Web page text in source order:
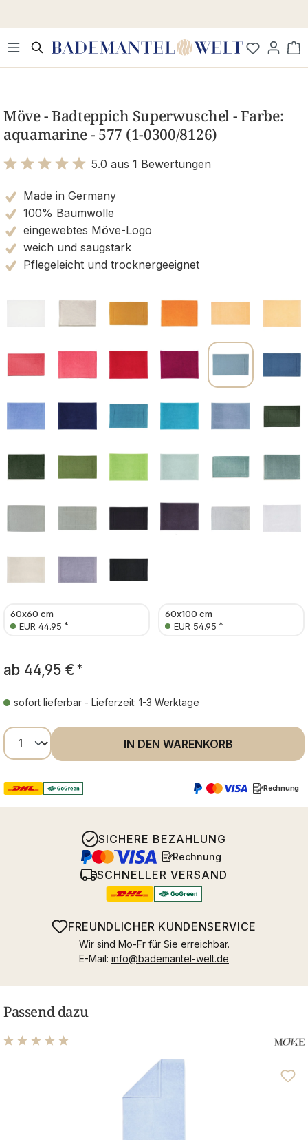
Möve - Badteppich Superwuschel - Farbe:
aquamarine - 577 (1-0300/8126)
5.0 aus 1 Bewertungen
Made in Germany
100% Baumwolle
eingewebtes Möve-Logo
weich und saugstark
Pflegeleicht und trocknergeeignet
60x60 cm
EUR 44.95 *
60x100 cm
EUR 54.95 *
ab 44,95 € *
sofort lieferbar - Lieferzeit: 1-3 Werktage
Produkt Anzahl: Gib den gewünschten
IN DEN WARENKORB
Rechnung
SICHERE BEZAHLUNG
Rechnung
SCHNELLER VERSAND
FREUNDLICHER KUNDENSERVICE
Wir sind Mo-Fr für Sie erreichbar.
E-Mail: info@bademantel-welt.de
Passend dazu
Durchschnittliche Bewertung von 5 von 5 Sternen